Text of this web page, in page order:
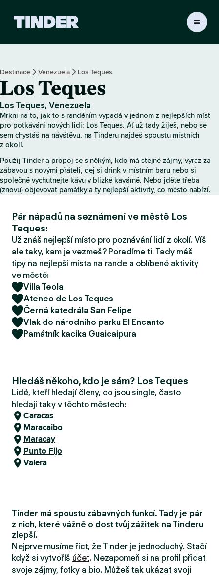
s
á
s
t
r
a
T
i
n
e
u
Destinace Venezuela Los Teques
Los Teques
Los Teques, Venezuela
Mrkni na to, jak to s randěním vypadá v jednom z nejlepších míst
pro potkávání nových lidí: Los Teques. Ať už tady žiješ, nebo se
sem chystáš na návštěvu, na Tinderu najdeš spoustu místních
z okolí.
Použij Tinder a propoj se s někým, kdo má stejné zájmy, vyraz za
zábavou s novými přáteli, dej si drink v místním baru nebo si
společně vychutnejte kávu v blízké kavárně. Nebo jděte třeba
(znovu) objevovat památky a ty nejlepší aktivity, co město nabízí.
Pár nápadů na seznámení ve městě Los
Teques:
Už znáš nejlepší místo pro poznávání lidí z okolí. Víš
ale taky, kam je vezmeš? Poradíme ti. Tady máš
tipy na nejlepší místa na rande a oblíbené aktivity
ve městě:
Villa Teola
Ateneo de Los Teques
Černá katedrála San Felipe
Vlak do národního parku El Encanto
Památník kacika Guaicaipura
Hledáš někoho, kdo je sám? Los Teques
Lidé, kteří hledají členy, co jsou single, často
hledají taky v těchto městech:
Caracas
Maracaibo
Maracay
Punto Fijo
Valera
Tinder má spoustu zábavných funkcí. Tady je pár
z nich, které vážně o dost tvůj zážitek na Tinderu
zlepší.
Nejprve musíme říct, že Tinder je jednoduchý. Stačí
když si vytvoříš účet. Nezapomeň si na profil přidat
svoje zájmy, fotky a bio. Můžeš tak ukázat svoji